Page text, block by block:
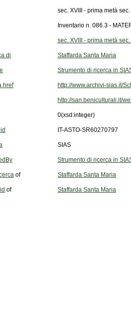
sec. XVIII - prima metà sec.
Inventario n. 086.3 -
sec. XVIII - prima metà sec.
di Staffarda Santa Maria
Strumento di ricerca in
href http://www.archivi-sias.it/
http://san.beniculturali.it/
0(xsd:integer)
IT-ASTO-SR60270797
SIAS
Strumento di ricerca in
of Staffarda Santa Maria
of Staffarda Santa Maria